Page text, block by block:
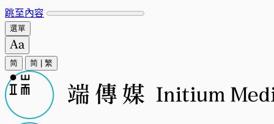
跳至內容
選單
简 简 繁